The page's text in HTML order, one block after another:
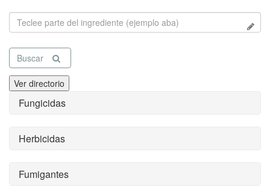
Buscar
Ver directorio
Fungicidas
Herbicidas
Fumigantes